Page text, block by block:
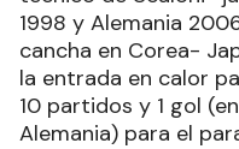
1998 y Alemania
cancha en Corea-
la entrada en calor
10 partidos y 1 gol
Alemania) para el